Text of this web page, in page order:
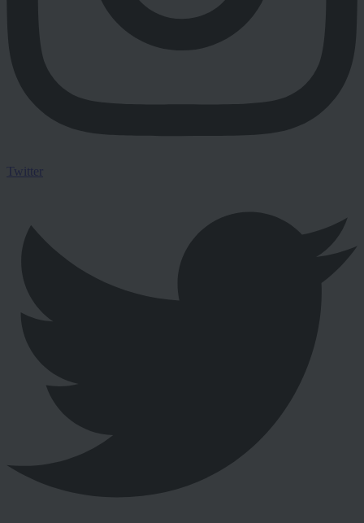
Twitter